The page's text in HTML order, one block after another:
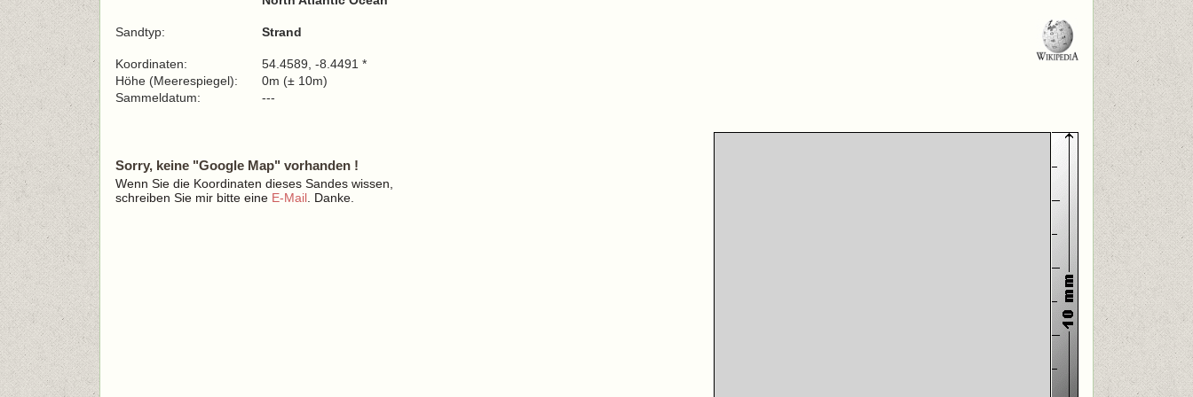
Sandtyp: Strand
Koordinaten:
54.4589, -8.4491 *
Höhe (Meerespiegel):
0m (± 10m)
Sammeldatum:
---
Sorry, keine "Google Map" vorhanden !
Wenn Sie die Koordinaten dieses Sandes wissen,
schreiben Sie mir bitte eine E-Mail . Danke.